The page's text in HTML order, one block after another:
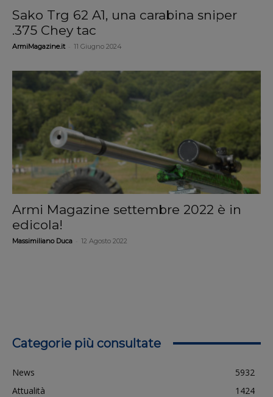
Sako Trg 62 A1, una carabina sniper
.375 Chey tac
ArmiMagazine.it 11 Giugno 2024
Armi Magazine settembre 2022 è in
edicola!
Massimiliano Duca 12 Agosto 2022
Categorie più consultate
News
5932
Attualità
1424